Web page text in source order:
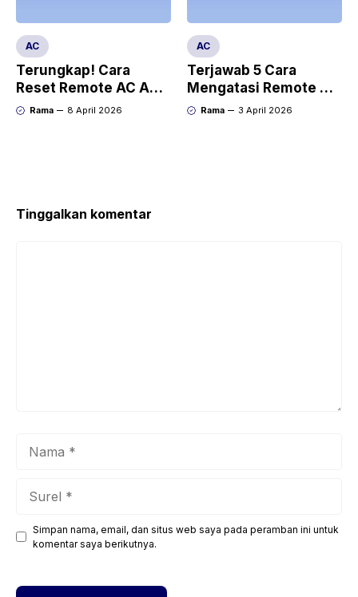
AC
Terungkap! Cara
Reset Remote AC Aux
dengan Mudah
Rama 8 April 2026
AC
Terjawab 5 Cara
Mengatasi Remote AC
Aux Tidak Berfungsi
Rama 3 April 2026
Tinggalkan komentar
Situs
web
Simpan nama, email, dan situs web saya pada peramban ini untuk
komentar saya berikutnya.